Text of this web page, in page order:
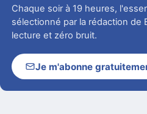
Chaque soir à 19 heures,
sélectionné par la rédaction de
lecture et zéro bruit.
Je m'abonne